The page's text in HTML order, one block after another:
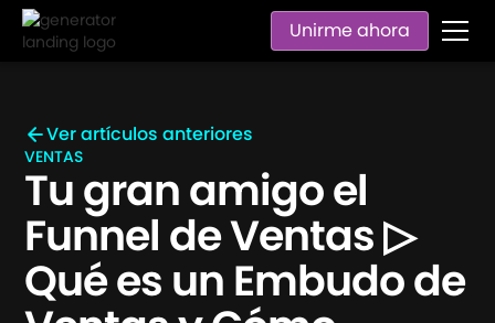
Unirme ahora
Ver artículos anteriores
VENTAS
Tu gran amigo el
Funnel de Ventas ▷
Qué es un Embudo de